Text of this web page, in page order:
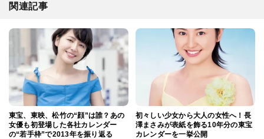
関連記事
東宝、東映、松竹の“顔”は誰？あの
女優も初登場した各社カレンダー
の“若手枠”で2013年を振り返る
初々しい少女から大人の女性へ！長
澤まさみが表紙を飾る10年分の東宝
カレンダーを一挙公開